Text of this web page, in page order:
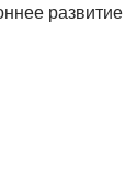
развитие